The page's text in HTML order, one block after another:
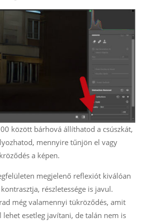
között bárhová állíthatod a csúszkát,
mennyire tűnjön el vagy
a képen.
megjelenő reflexiót kiválóan
részletessége is javul.
még valamennyi tükröződés, amit
esetleg javítani, de talán nem is